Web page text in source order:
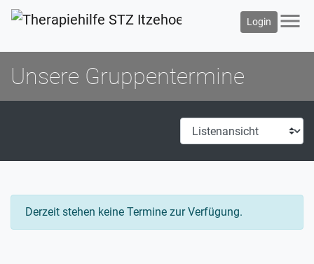
Login menu
Unsere Gruppentermine
Derzeit stehen keine Termine zur Verfügung.